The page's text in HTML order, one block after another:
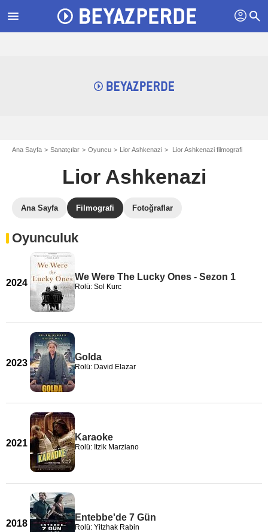
menu profil search
Ana Sayfa Sanatçılar Oyuncu Lior Ashkenazi Lior Ashkenazi filmografi
Lior Ashkenazi
Ana Sayfa Filmografi Fotoğraflar
Oyunculuk
2024
We Were The Lucky Ones - Sezon 1
Rolü: Sol Kurc
2023
Golda
Rolü: David Elazar
2021
Karaoke
Rolü: Itzik Marziano
2018
Entebbe'de 7 Gün
Rolü: Yitzhak Rabin